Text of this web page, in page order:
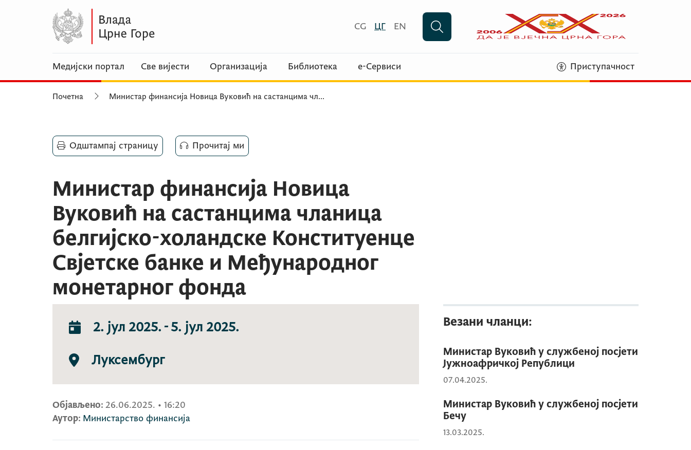
CG ЦГ EN
Медијски портал Све вијести Организација Библиотека е-Сервиси Приступачност
Почетна Министар финансија Новица Вуковић на састанцима чл...
Одштампај страницу Прочитај ми
Министар финансија Новица
Вуковић на састанцима чланица
белгијско-холандске Конституенце
Свјетске банке и Међународног
монетарног фонда
2. јул 2025. -5. јул 2025.
Луксембург
Објављено: 26.06.2025. • 16:20
Аутор: Министарство финансија
Везани чланци:
Министар Вуковић у службеној посјети
Јужноафричкој Републици
07.04.2025.
Министар Вуковић у службеној посјети
Бечу
13.03.2025.